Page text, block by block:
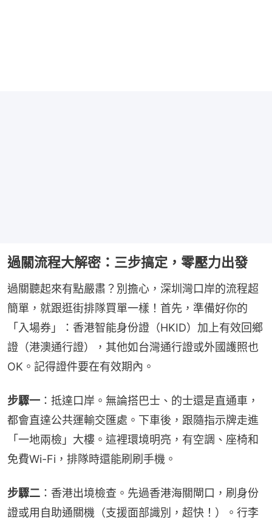
過關流程大解密：三步搞定，零壓力出發
過關聽起來有點嚴肅？別擔心，深圳灣口岸的流程超
簡單，就跟逛街排隊買單一樣！首先，準備好你的
「入場券」：香港智能身份證（HKID）加上有效回鄉
證（港澳通行證），其他如台灣通行證或外國護照也
OK。記得證件要在有效期內。
步驟一 ：抵達口岸。無論搭巴士、的士還是直通車，
都會直達公共運輸交匯處。下車後，跟隨指示牌走進
「一地兩檢」大樓。這裡環境明亮，有空調、座椅和
免費Wi-Fi，排隊時還能刷刷手機。
步驟二 ：香港出境檢查。先過香港海關閘口，刷身份
證或用自助通關機（支援面部識別，超快！）。行李